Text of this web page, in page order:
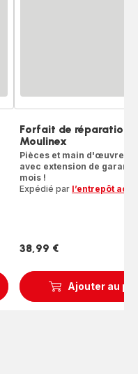
Ajouter au
Forfait de réparation
Moulinex
Pièces et main d'œuvre
avec extension de
mois !
Expédié par l’entrepôt
Prix
38,99 €